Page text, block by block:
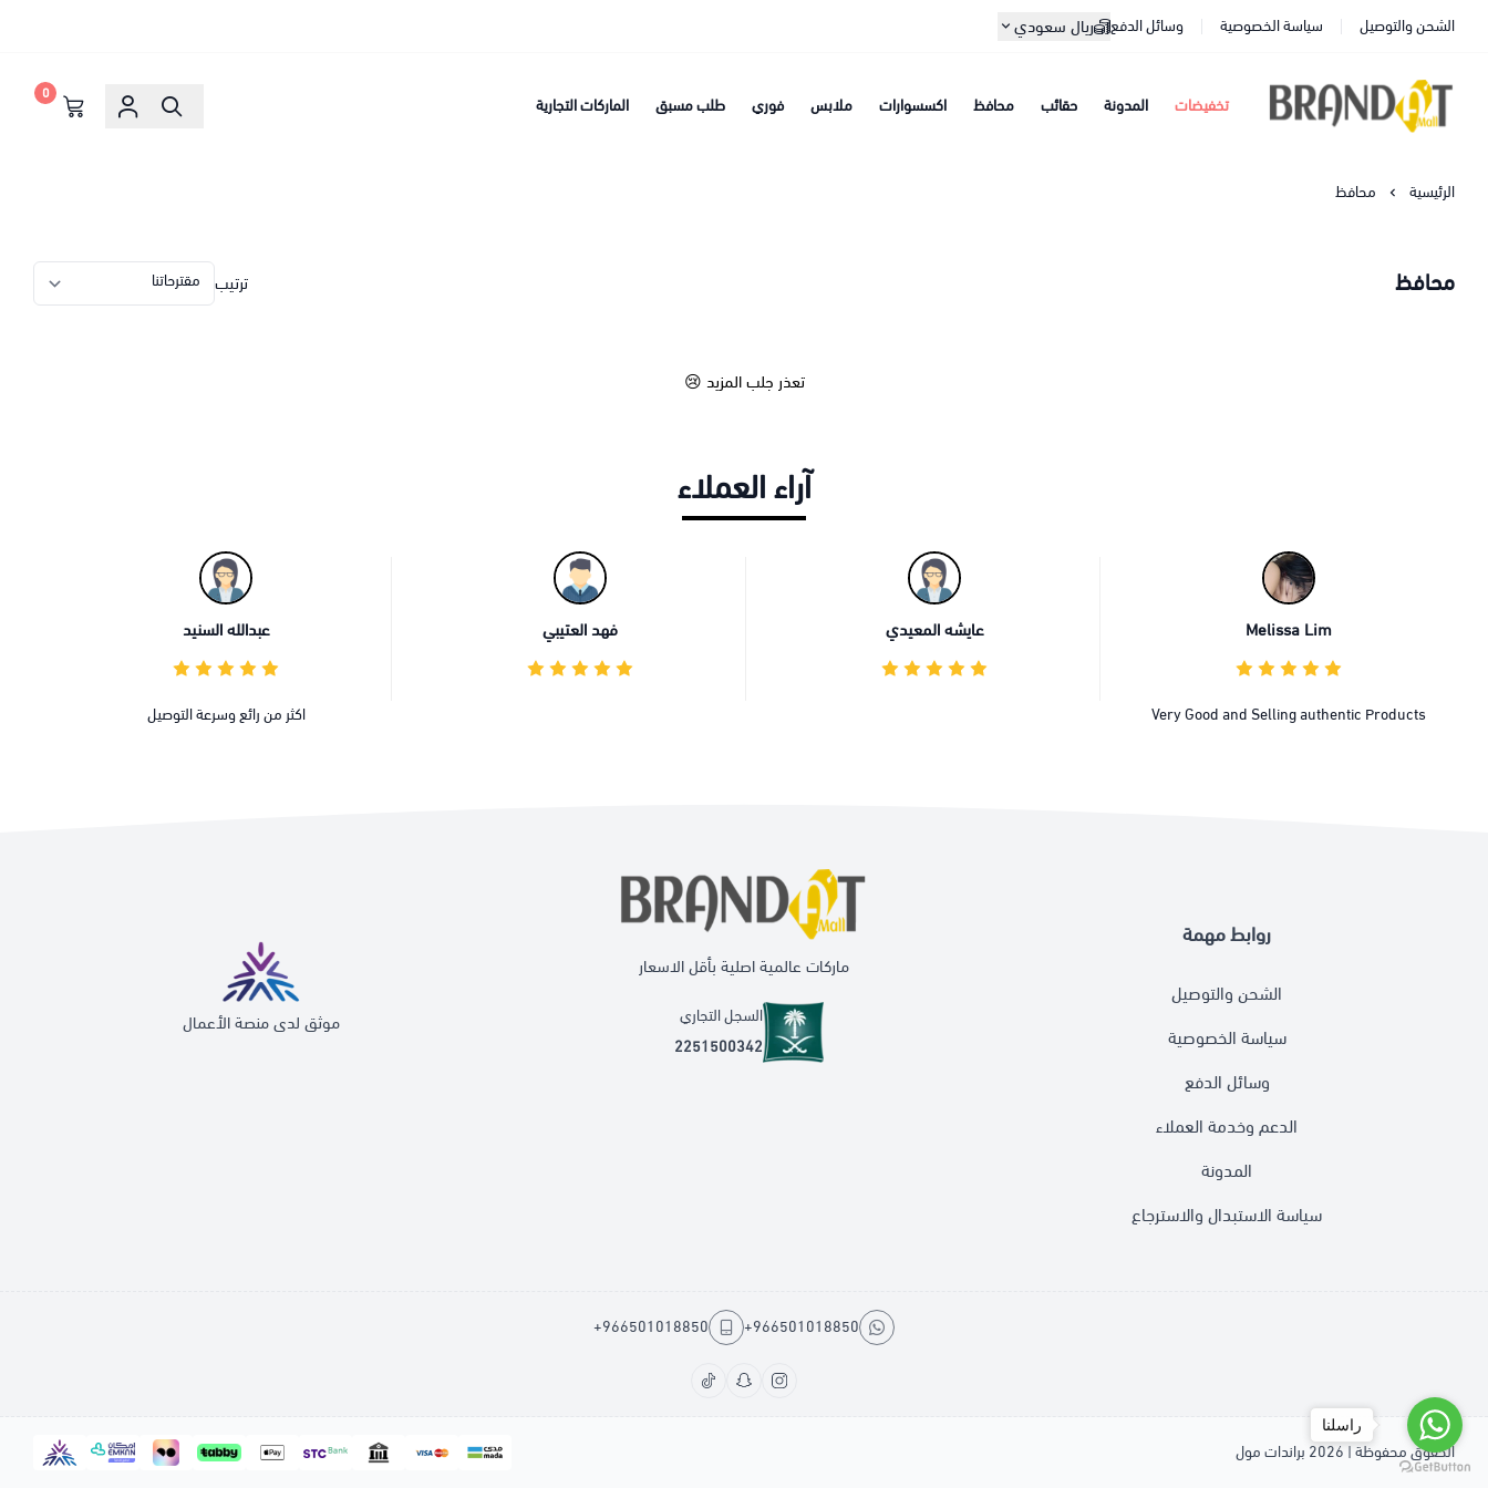
الشحن والتوصيل سياسة الخصوصية وسائل الدفع ريال سعودي
براندات مول تخفيضات المدونة حقائب محافظ اكسسوارات ملابس فوري طلب مسبق الماركات التجارية
0
الرئيسية محافظ
محافظ ترتيب
تعذر جلب المزيد 😢
آراء العملاء
Melissa Lim
Very Good and Selling authentic Products
عايشه المعيدي فهد العتيبي عبدالله السنيد
اكثر من رائع وسرعة التوصيل
روابط مهمة
الشحن والتوصيل
سياسة الخصوصية
وسائل الدفع
الدعم وخدمة العملاء
المدونة
سياسة الاستبدال والاسترجاع
ماركات عالمية اصلية بأقل الاسعار
السجل التجاري
2251500342
موثق لدى منصة الأعمال
+966501018850
+966501018850
الحقوق محفوظة | 2026 براندات مول
راسلنا